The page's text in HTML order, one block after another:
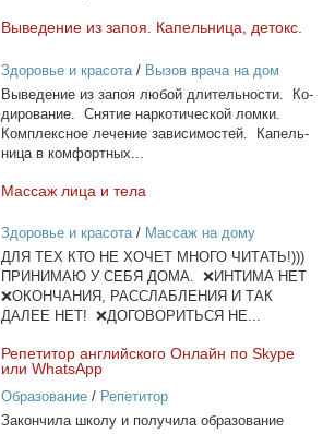
Вы­ве­де­ние из за­поя. Ка­пель­ни­ца, де­токс.
Здоровье и красота/ Вызов врача на дом
Вы­ве­де­ние из за­поя лю­бой дли­тель­но­сти. Ко­
ди­ро­ва­ние. Сня­тие нар­ко­ти­че­ской лом­ки.
Ком­плекс­ное ле­че­ние за­ви­си­мо­стей. Ка­пель­
ни­ца в ком­форт­ных...
Мас­саж ли­ца и те­ла
Здоровье и красота/ Массаж на дому
ДЛЯ ТЕХ КТО НЕ ХОЧЕТ МНОГО ЧИТАТЬ!)))
ПРИНИМАЮ У СЕБЯ ДОМА. ❌ИНТИМА НЕТ
❌ОКОНЧАНИЯ, РАССЛАБЛЕНИЯ И ТАК
ДАЛЕЕ НЕТ! ❌ДОГОВОРИТЬСЯ НЕ...
Ре­пе­ти­тор ан­глий­ско­го Он­лайн по Skype
или WhatsApp
Образование/ Репетитор
За­кон­чи­ла шко­лу и по­лу­чи­ла об­ра­зо­ва­ние